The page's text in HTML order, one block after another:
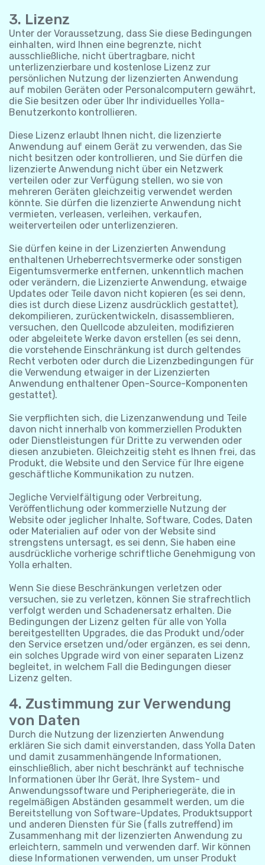
3. Lizenz
Unter der Voraussetzung, dass Sie diese Bedingungen
einhalten, wird Ihnen eine begrenzte, nicht
ausschließliche, nicht übertragbare, nicht
unterlizenzierbare und kostenlose Lizenz zur
persönlichen Nutzung der lizenzierten Anwendung
auf mobilen Geräten oder Personalcomputern gewährt,
die Sie besitzen oder über Ihr individuelles Yolla-
Benutzerkonto kontrollieren.
Diese Lizenz erlaubt Ihnen nicht, die lizenzierte
Anwendung auf einem Gerät zu verwenden, das Sie
nicht besitzen oder kontrollieren, und Sie dürfen die
lizenzierte Anwendung nicht über ein Netzwerk
verteilen oder zur Verfügung stellen, wo sie von
mehreren Geräten gleichzeitig verwendet werden
könnte. Sie dürfen die lizenzierte Anwendung nicht
vermieten, verleasen, verleihen, verkaufen,
weiterverteilen oder unterlizenzieren.
Sie dürfen keine in der Lizenzierten Anwendung
enthaltenen Urheberrechtsvermerke oder sonstigen
Eigentumsvermerke entfernen, unkenntlich machen
oder verändern, die Lizenzierte Anwendung, etwaige
Updates oder Teile davon nicht kopieren (es sei denn,
dies ist durch diese Lizenz ausdrücklich gestattet),
dekompilieren, zurückentwickeln, disassemblieren,
versuchen, den Quellcode abzuleiten, modifizieren
oder abgeleitete Werke davon erstellen (es sei denn,
die vorstehende Einschränkung ist durch geltendes
Recht verboten oder durch die Lizenzbedingungen für
die Verwendung etwaiger in der Lizenzierten
Anwendung enthaltener Open-Source-Komponenten
gestattet).
Sie verpflichten sich, die Lizenzanwendung und Teile
davon nicht innerhalb von kommerziellen Produkten
oder Dienstleistungen für Dritte zu verwenden oder
diesen anzubieten. Gleichzeitig steht es Ihnen frei, das
Produkt, die Website und den Service für Ihre eigene
geschäftliche Kommunikation zu nutzen.
Jegliche Vervielfältigung oder Verbreitung,
Veröffentlichung oder kommerzielle Nutzung der
Website oder jeglicher Inhalte, Software, Codes, Daten
oder Materialien auf oder von der Website sind
strengstens untersagt, es sei denn, Sie haben eine
ausdrückliche vorherige schriftliche Genehmigung von
Yolla erhalten.
Wenn Sie diese Beschränkungen verletzen oder
versuchen, sie zu verletzen, können Sie strafrechtlich
verfolgt werden und Schadenersatz erhalten. Die
Bedingungen der Lizenz gelten für alle von Yolla
bereitgestellten Upgrades, die das Produkt und/oder
den Service ersetzen und/oder ergänzen, es sei denn,
ein solches Upgrade wird von einer separaten Lizenz
begleitet, in welchem Fall die Bedingungen dieser
Lizenz gelten.
4. Zustimmung zur Verwendung
von Daten
Durch die Nutzung der lizenzierten Anwendung
erklären Sie sich damit einverstanden, dass Yolla Daten
und damit zusammenhängende Informationen,
einschließlich, aber nicht beschränkt auf technische
Informationen über Ihr Gerät, Ihre System- und
Anwendungssoftware und Peripheriegeräte, die in
regelmäßigen Abständen gesammelt werden, um die
Bereitstellung von Software-Updates, Produktsupport
und anderen Diensten für Sie (falls zutreffend) im
Zusammenhang mit der lizenzierten Anwendung zu
erleichtern, sammeln und verwenden darf. Wir können
diese Informationen verwenden, um unser Produkt